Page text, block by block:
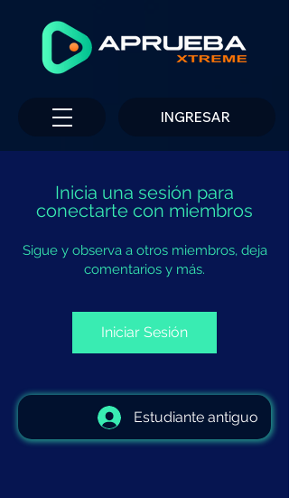
INGRESAR
Inicia una sesión para
conectarte con miembros
Sigue y observa a otros miembros, deja
comentarios y más.
Iniciar Sesión
Estudiante antiguo